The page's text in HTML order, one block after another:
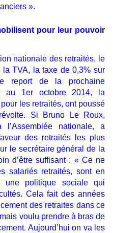
».
pour leur pouvoir
nationale des retraités, le
TVA, la taxe de 0,3% sur
report de la prochaine
au 1er octobre 2014, la
les retraités, ont poussé
Si Bruno Le Roux,
nationale, a
des retraités les plus
le secrétaire général de la
d’être suffisant : « Ce ne
salariés retraités, sont en
une politique sociale qui
Cela fait des années
des retraites dans ce
voulu prendre à bras de
Aujourd’hui on va les